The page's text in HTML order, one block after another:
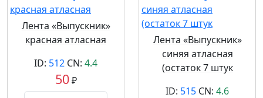
Лента «Выпускник»
красная атласная
ID: 512 CN: 4.4
50₽
Лента «Выпускник»
синяя атласная
(остаток 7 штук
ID: 515 CN: 4.6